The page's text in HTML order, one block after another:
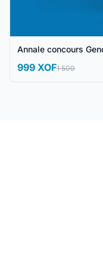
Annale concours
999 XOF1 500